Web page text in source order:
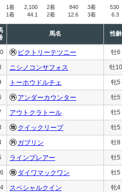
1着 2,100 2着 840 3着
530
1着 44.1 2着 12.6 3着 6.3
馬名 性齢
ビクトリーテツニー 牡6
ニシノコンサフォス 牡10
トーホウドルチェ 牝5
アンダーカウンター 牡5
アウトクラトール 牡5
クイックリープ 牡5
ガブリン 牡8
ラインプレアー 牡5
ダイワマックワン 牡5
スペシャルクイン 牝4